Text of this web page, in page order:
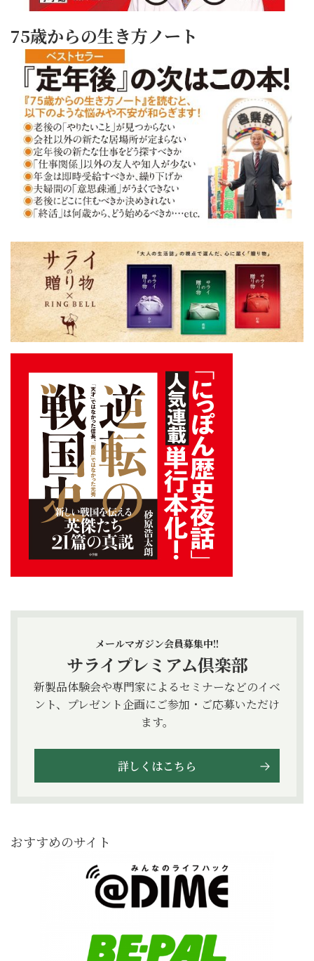
75歳からの生き方ノート
メールマガジン会員募集中!!
サライプレミアム倶楽部
新製品体験会や専門家によるセミナーなどのイベ
ント、プレゼント企画にご参加・ご応募いただけ
ます。
詳しくはこちら
おすすめのサイト